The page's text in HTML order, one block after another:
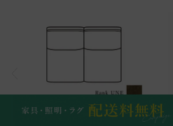
モルド レスソファ 162 ウネ